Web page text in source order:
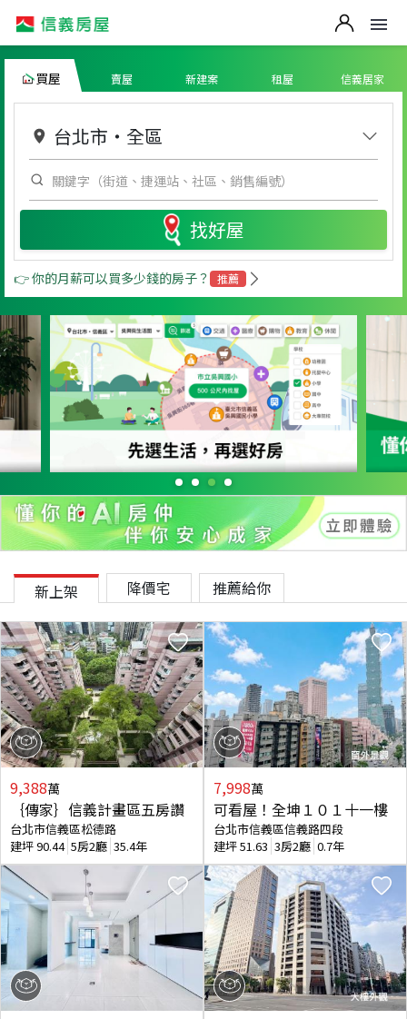
買屋 賣屋 新建案 租屋 信義居家
台北市 ・ 全區
找好屋
👉 你的月薪可以買多少錢的房子？ 推薦
新上架 降價宅 推薦給你
9,388萬
｛傳家｝信義計畫區五房讚
台北市信義區松德路
建坪90.44 5房2廳 35.4年
7,998萬
可看屋！全坤１０１十一樓
台北市信義區信義路四段
建坪51.63 3房2廳 0.7年